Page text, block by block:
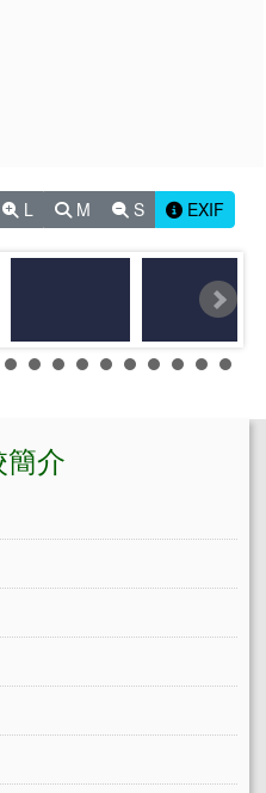
L M S EXIF